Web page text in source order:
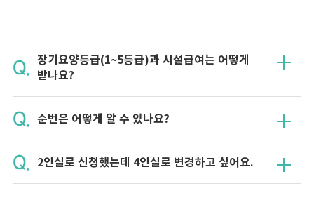
장기요양등급(1~5등급)과 시설급여는 어떻게
받나요?
순번은 어떻게 알 수 있나요?
2인실로 신청했는데 4인실로 변경하고 싶어요.